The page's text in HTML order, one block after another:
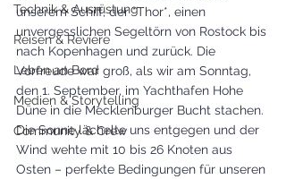
Technik & Ausrüstung
Reisen & Reviere
Leben an Bord
Medien & Storytelling
Community & Crew
unserem Schiff, der *Thor*, einen
unvergesslichen Segeltörn von Rostock bis
nach Kopenhagen und zurück. Die
Vorfreude war groß, als wir am Sonntag,
den 1. September, im Yachthafen Hohe
Düne in die Mecklenburger Bucht stachen.
Die Sonne lächelte uns entgegen und der
Wind wehte mit 10 bis 26 Knoten aus
Osten – perfekte Bedingungen für unseren